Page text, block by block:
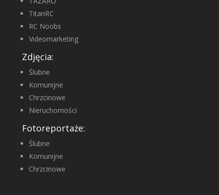
TitanRC
RC Noobs
Videomarketing
Zdjęcia:
Ślubne
Komunijne
Chrzcinowe
Nieruchomości
Fotoreportaże:
Ślubne
Komunijne
Chrzcinowe